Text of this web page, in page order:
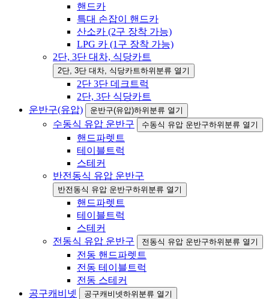
핸드카
특대 손잡이 핸드카
산소카 (2구 장착 가능)
LPG 카 (1구 장착 가능)
2단, 3단 대차, 식당카트
2단, 3단 대차, 식당카트하위분류 열기
2단 3단 데크트럭
2단, 3단 식당카트
운반구(유압)
운반구(유압)하위분류 열기
수동식 유압 운반구 수동식 유압 운반구하위분류 열기
핸드파렛트
테이블트럭
스테커
반전동식 유압 운반구
반전동식 유압 운반구하위분류 열기
핸드파렛트
테이블트럭
스테커
전동식 유압 운반구
전동식 유압 운반구하위분류 열기
전동 핸드파렛트
전동 테이블트럭
전동 스테커
공구캐비넷
공구캐비넷하위분류 열기